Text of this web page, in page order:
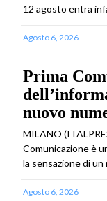
12 agosto entra
Agosto 6, 2026
Prima
nuovo
MILANO
Comunicazione è
la sensazione di un
Agosto 6, 2026